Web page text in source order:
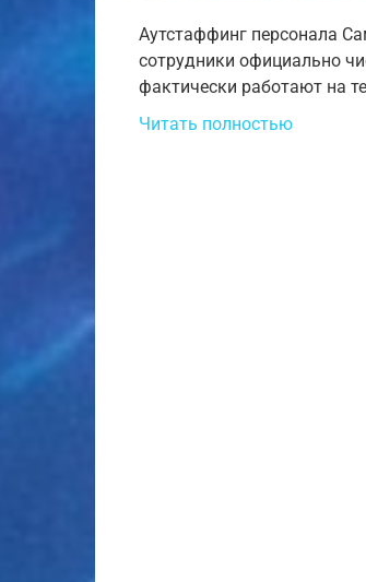
Аутстаффинг персонала
сотрудники официально
фактически работают на
Читать полностью